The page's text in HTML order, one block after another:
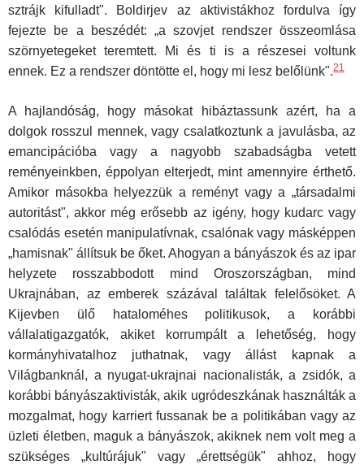
sztrájk kifulladt". Boldirjev az aktivistákhoz fordulva így
fejezte be a beszédét: „a szovjet rendszer összeomlása
szörnyetegeket teremtett. Mi és ti is a részesei voltunk
ennek. Ez a rendszer döntötte el, hogy mi lesz belőlünk".21
A hajlandóság, hogy másokat hibáztassunk azért, ha a
dolgok rosszul mennek, vagy csalatkoztunk a javulásba, az
emancipációba vagy a nagyobb szabadságba vetett
reményeinkben, éppolyan elterjedt, mint amennyire érthető.
Amikor másokba helyezzük a reményt vagy a „társadalmi
autoritást", akkor még erősebb az igény, hogy kudarc vagy
csalódás esetén manipulatívnak, csalónak vagy másképpen
„hamisnak" állítsuk be őket. Ahogyan a bányászok és az ipar
helyzete rosszabbo­dott mind Oroszországban, mind
Ukrajnában, az emberek százával találtak felelősöket. A
Kijevben ülő hataloméhes politikusok, a korábbi
vállalatigazgatók, akiket korrumpált a lehetőség, hogy
kormányhiva­talhoz juthatnak, vagy állást kapnak a
Világbanknál, a nyugat-ukrajnai nacionalisták, a zsidók, a
korábbi bányászaktivisták, akik ugródeszkának használták a
mozgalmat, hogy karriert fussanak be a politikában vagy az
üzleti életben, maguk a bányászok, akiknek nem volt meg a
szükséges „kultúrájuk" vagy „érettségük" ahhoz, hogy